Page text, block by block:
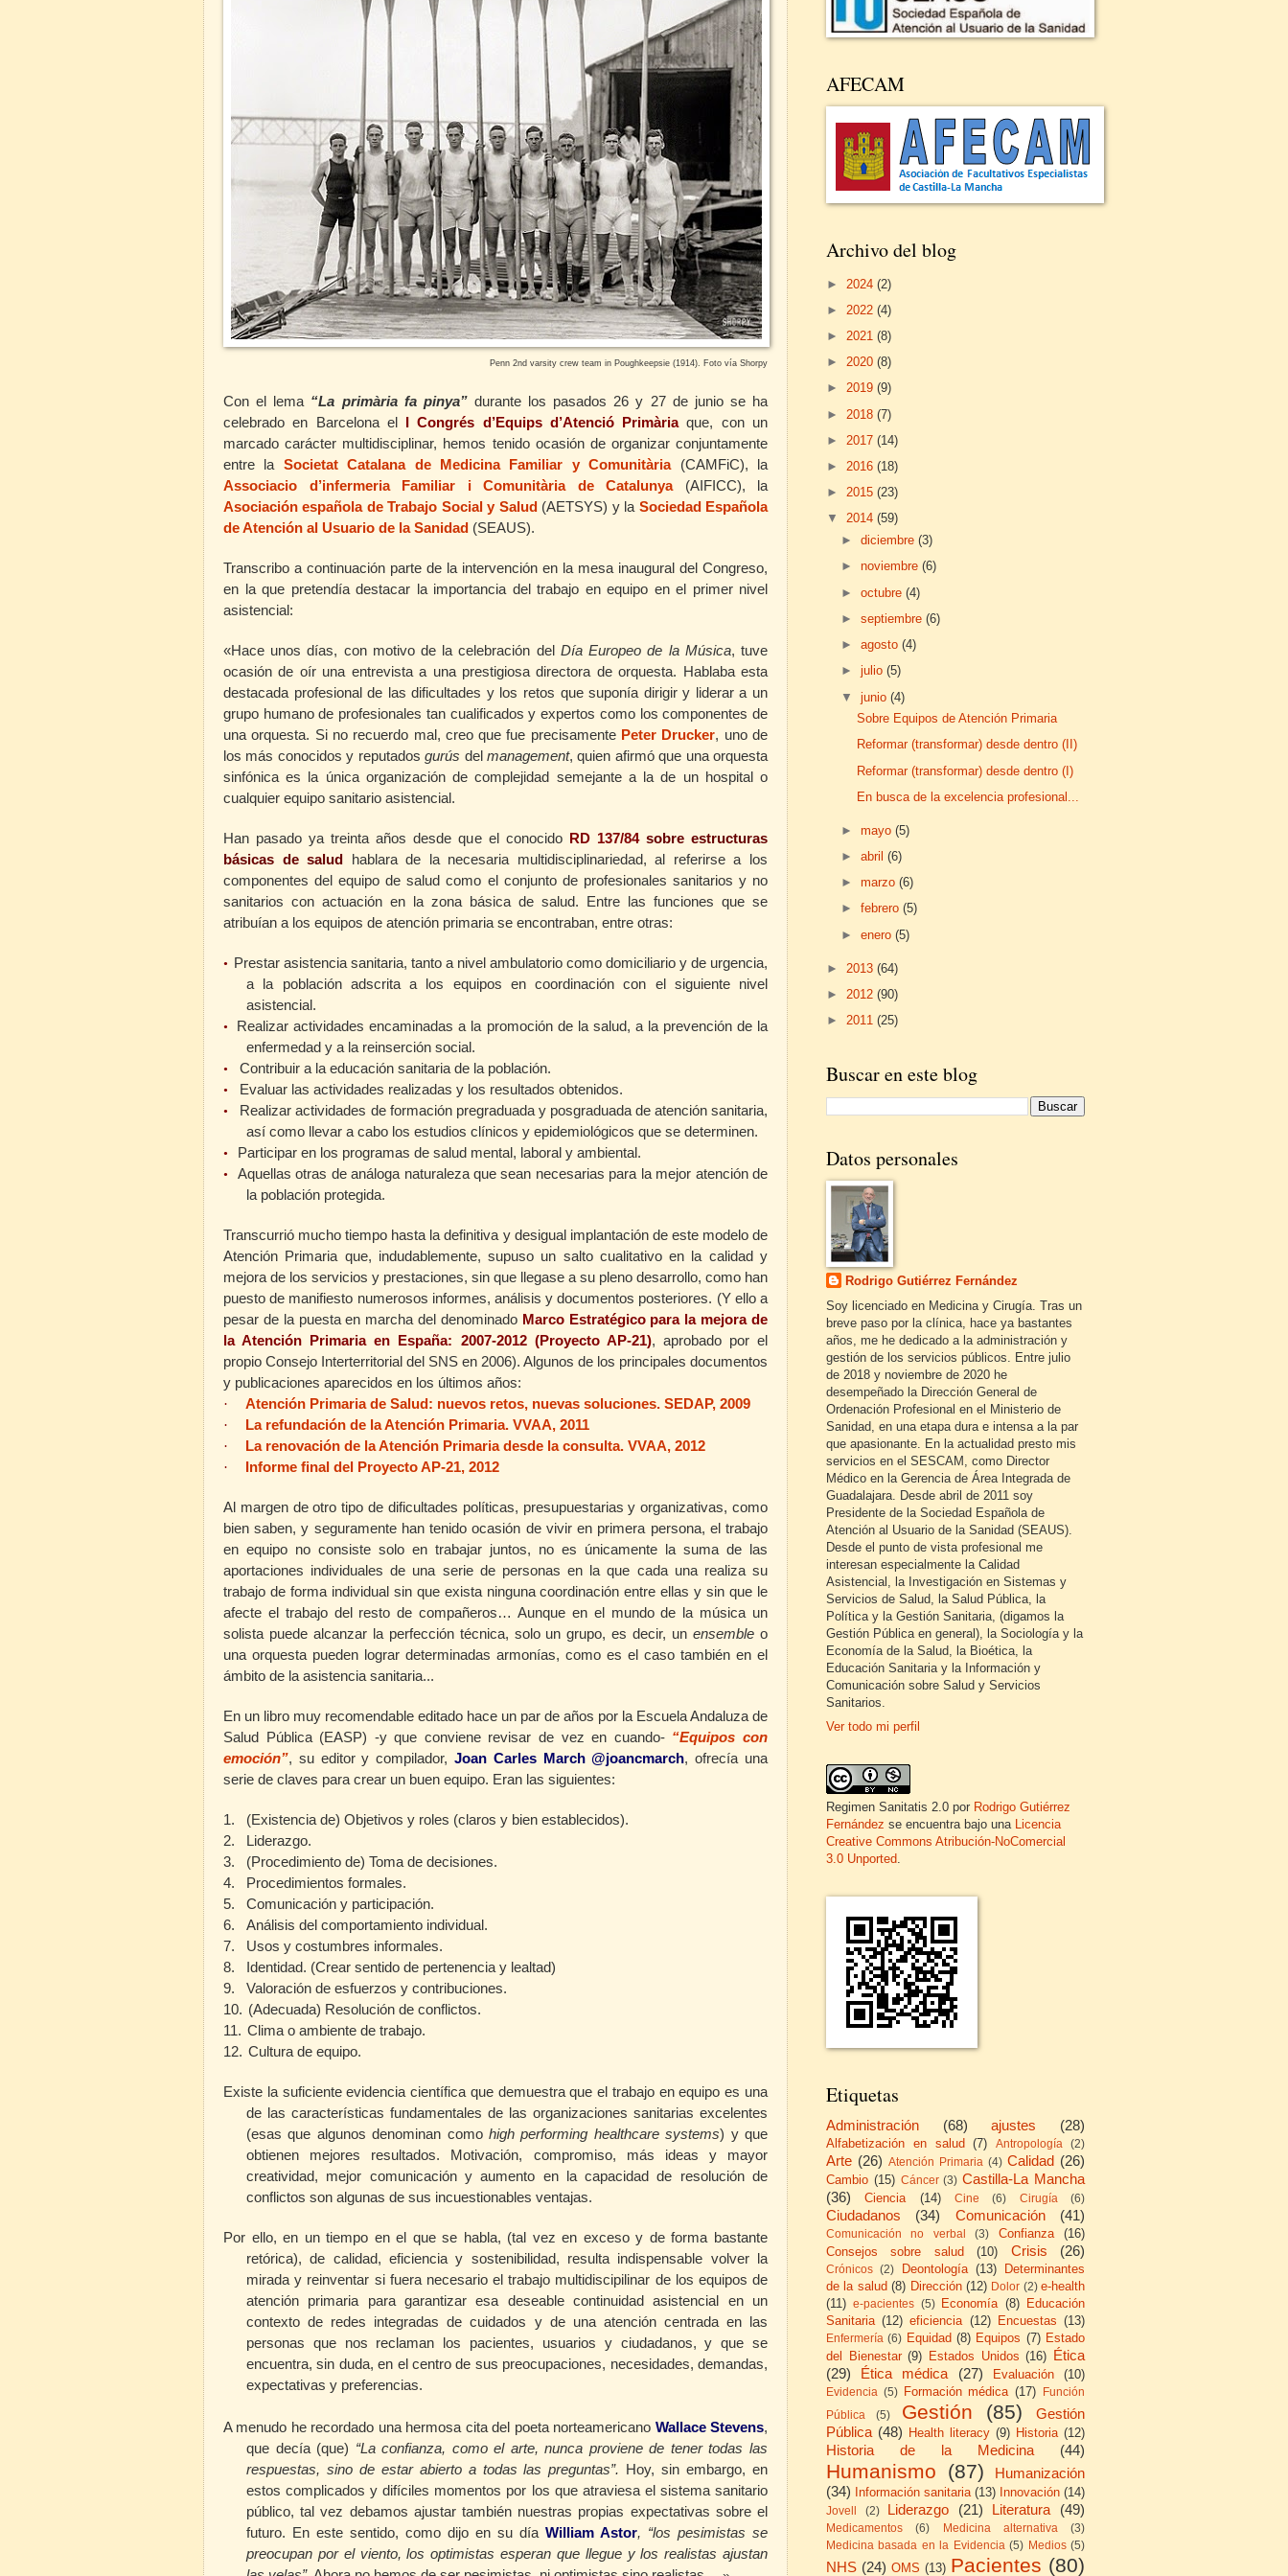
Penn 2nd varsity crew team in Poughkeepsie (1914). Foto vía Shorpy
Con el lema “La primària fa pinya”durante los pasados 26 y 27 de junio se ha
celebrado en Barcelona el
I Congrés d’Equips d’Atenció Primàriaque, con un
marcado carácter multidisciplinar, hemos tenido ocasión de organizar conjuntamente
entre la Societat Catalana de Medicina Familiar y Comunitària (CAMFiC),
la
Associacio d’infermeria Familiar i Comunitària de Catalunya(AIFICC), la
Asociación española de Trabajo Social y Salud (AETSYS) y la Sociedad Española
de Atención al Usuario de la Sanidad (SEAUS).
Transcribo a continuación parte de la intervención en la mesa inaugural del Congreso,
en la que pretendía destacar la importancia del trabajo en equipo en el primer nivel
asistencial:
«Hace unos días, con motivo de la celebración del Día Europeo de la Música, tuve
ocasión de oír una entrevista a una prestigiosa directora de orquesta. Hablaba esta
destacada profesional de las dificultades y los retos que suponía dirigir y liderar a un
grupo humano de profesionales tan cualificados y expertos como los componentes de
una orquesta. Si no recuerdo mal, creo que fue precisamente Peter Drucker, uno de
los más conocidos y reputadosgurús del management, quien afirmó que una orquesta
sinfónica es la única organización de complejidad semejante a la de un hospital o
cualquier equipo sanitario asistencial.
Han pasado ya treinta años desde que el conocido RD 137/84sobre estructuras
básicas de salud
hablara de la necesaria multidisciplinariedad, al referirse a los
componentes del equipo de salud como el conjunto de profesionales sanitarios y no
sanitarios con actuación en la zona básica de salud. Entre las funciones que se
atribuían a los equipos de atención primaria se encontraban, entre otras:
• Prestar asistencia sanitaria, tanto a nivel ambulatorio como domiciliario y de urgencia,
a la población adscrita a los equipos en coordinación con el siguiente nivel
asistencial.
•
Realizar actividades encaminadas a la promoción de la salud, a la prevención de la
enfermedad y a la reinserción social.
• Contribuir a la educación sanitaria de la población.
• Evaluar las actividades realizadas y los resultados obtenidos.
•
Realizar actividades de formación pregraduada y posgraduada de atención sanitaria,
así como llevar a cabo los estudios clínicos y epidemiológicos que se determinen.
• Participar en los programas de salud mental, laboral y ambiental.
•
Aquellas otras de análoga naturaleza que sean necesarias para la mejor atención de
la población protegida.
Transcurrió mucho tiempo hasta la definitiva y desigual implantación de este modelo de
Atención Primaria que, indudablemente, supuso un salto cualitativo en la calidad y
mejora de los servicios y prestaciones, sin que llegase a su pleno desarrollo, como han
puesto de manifiesto numerosos informes, análisis y documentos posteriores. (Y ello a
pesar de la puesta en marcha del denominado Marco Estratégico para la mejora de
la Atención Primaria en España: 2007-2012 (Proyecto AP-21), aprobado por el
propio Consejo Interterritorial del SNS en 2006). Algunos de los principales documentos
y publicaciones aparecidos en los últimos años:
·
Atención Primaria de Salud: nuevos retos, nuevas soluciones. SEDAP, 2009
·
La refundación de la Atención Primaria. VVAA, 2011
·
La renovación de la Atención Primaria desde la consulta. VVAA, 2012
·
Informe final del Proyecto AP-21, 2012
Al margen de otro tipo de dificultades políticas, presupuestarias y organizativas, como
bien saben, y seguramente han tenido ocasión de vivir en primera persona, el trabajo
en equipo no consiste solo en trabajar juntos, no es únicamente la suma de las
aportaciones individuales de una serie de personas en la que cada una realiza su
trabajo de forma individual sin que exista ninguna coordinación entre ellas y sin que le
afecte el trabajo del resto de compañeros… Aunque en el mundo de la música un
solista puede alcanzar la perfección técnica, solo un grupo, es decir, unensemble o
una orquesta pueden lograr determinadas armonías, como es el caso también en el
ámbito de la asistencia sanitaria...
En un libro muy recomendable editado hace un par de años por la Escuela Andaluza de
Salud Pública (EASP) -y que conviene revisar de vez en cuando- “Equipos con
emoción”, su editor y compilador, Joan Carles March @joancmarch, ofrecía una
serie de claves para crear un buen equipo. Eran las siguientes:
1.
(Existencia de) Objetivos y roles (claros y bien establecidos).
2.
Liderazgo.
3.
(Procedimiento de) Toma de decisiones.
4.
Procedimientos formales.
5.
Comunicación y participación.
6.
Análisis del comportamiento individual.
7.
Usos y costumbres informales.
8.
Identidad. (Crear sentido de pertenencia y lealtad)
9.
Valoración de esfuerzos y contribuciones.
10. (Adecuada) Resolución de conflictos.
11. Clima o ambiente de trabajo.
12. Cultura de equipo.
Existe la suficiente evidencia científica que demuestra que el trabajo en equipo es una
de las características fundamentales de las organizaciones sanitarias excelentes
(esas que algunos denominan como high performing healthcare systems) y que
obtienen mejores resultados. Motivación, compromiso, más ideas y mayor
creatividad, mejor comunicación y aumento en la capacidad de resolución de
conflictos son algunas de sus incuestionables ventajas.
Por ello, en un tiempo en el que se habla, (tal vez en exceso y de forma bastante
retórica), de calidad, eficiencia y sostenibilidad, resulta indispensable volver la
mirada y reinventar si fuera necesario el trabajo multidiscipilinar de los equipos de
atención primaria para garantizar esa deseable continuidad asistencial en un
contexto de redes integradas de cuidados y de una atención centrada en las
personas que nos reclaman los pacientes, usuarios y ciudadanos, y que se
encuentra, sin duda, en el centro de sus preocupaciones, necesidades, demandas,
expectativas y preferencias.
A menudo he recordado una hermosa cita del poeta norteamericano Wallace Stevens,
que decía (que) “La confianza, como el arte, nunca proviene de tener todas las
respuestas, sino de estar abierto a todas las preguntas”. Hoy, sin embargo, en
estos complicados y difíciles momentos por los que atraviesa el sistema sanitario
público, tal vez debamos ajustar también nuestras propias expectativas sobre el
futuro. En este sentido, como dijo en su día William Astor, “los pesimistas se
preocupan por el viento, los optimistas esperan que llegue y los realistas ajustan
AFECAM
Archivo del blog
► 2024 (2)
► 2022 (4)
► 2021 (8)
► 2020 (8)
► 2019 (9)
► 2018 (7)
► 2017 (14)
► 2016 (18)
► 2015 (23)
▼ 2014 (59)
►diciembre(3)
►noviembre(6)
►octubre(4)
►septiembre(6)
►agosto(4)
►julio(5)
▼junio(4)
Sobre Equipos de Atención Primaria
Reformar (transformar) desde dentro (II)
Reformar (transformar) desde dentro (I)
En busca de la excelencia profesional...
►mayo(5)
►abril(6)
►marzo(6)
►febrero(5)
►enero(5)
► 2013 (64)
► 2012 (90)
► 2011 (25)
Buscar en este blog
Datos personales
Rodrigo Gutiérrez Fernández
Soy licenciado en Medicina y Cirugía. Tras un
breve paso por la clínica, hace ya bastantes
años, me he dedicado a la administración y
gestión de los servicios públicos. Entre julio
de 2018 y noviembre de 2020 he
desempeñado la Dirección General de
Ordenación Profesional en el Ministerio de
Sanidad, en una etapa dura e intensa a la par
que apasionante. En la actualidad presto mis
servicios en el SESCAM, como Director
Médico en la Gerencia de Área Integrada de
Guadalajara. Desde abril de 2011 soy
Presidente de la Sociedad Española de
Atención al Usuario de la Sanidad (SEAUS).
Desde el punto de vista profesional me
interesan especialmente la Calidad
Asistencial, la Investigación en Sistemas y
Servicios de Salud, la Salud Pública, la
Política y la Gestión Sanitaria, (digamos la
Gestión Pública en general), la Sociología y la
Economía de la Salud, la Bioética, la
Educación Sanitaria y la Información y
Comunicación sobre Salud y Servicios
Sanitarios.
Ver todo mi perfil
Regimen Sanitatis 2.0 por Rodrigo Gutiérrez
Fernández se encuentra bajo una
Licencia
Creative Commons Atribución-NoComercial
3.0 Unported
Etiquetas
Administración (68) ajustes (28)
Alfabetización en salud (7) Antropología (2)
Arte (26) Atención Primaria (4) Calidad (26)
Cambio (15) Cáncer (3) Castilla-La Mancha
(36)
Ciencia (14) Cine (6) Cirugía (6)
Ciudadanos (34) Comunicación (41)
Comunicación no verbal (3) Confianza
(16)
Consejos sobre salud
(10) Crisis (26)
Crónicos (2) Deontología (13)
Determinantes
de la salud (8) Dirección (12) Dolor (2) e-health
(11)
e-pacientes (5) Economía (8)
Educación
Sanitaria (12) eficiencia (12) Encuestas (13)
Enfermería (6) Equidad (8) Equipos (7) Estado
del Bienestar (9) Estados Unidos (16) Ética
(29)
Ética médica (27) Evaluación (10)
Evidencia (5) Formación médica (17)
Función
Pública
(5) Gestión (85)
Gestión
Pública (48) Health literacy (9) Historia (12)
Historia de la Medicina (44)
Humanismo (87)
Humanización
(34) Información sanitaria (13) Innovación (14)
Jovell (2) Liderazgo (21) Literatura (49)
Medicamentos (6) Medicina alternativa
(3)
Medicina basada en la Evidencia (5) Medios (5)
NHS (24) OMS (13) Pacientes (80)